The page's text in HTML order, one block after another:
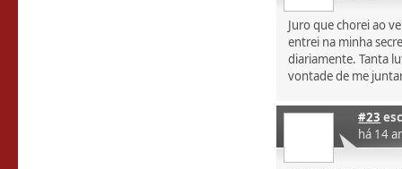
Juro que chorei ao
entrei na minha
diariamente. Tanta
vontade de me
#23
há 14